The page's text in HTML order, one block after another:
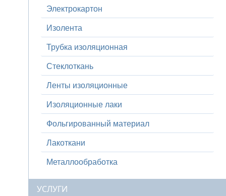
Электрокартон
Изолента
Трубка изоляционная
Стеклоткань
Ленты изоляционные
Изоляционные лаки
Фольгированный материал
Лакоткани
Металлообработка
УСЛУГИ